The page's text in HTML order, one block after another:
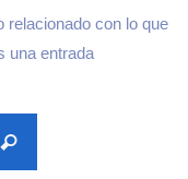
relacionado con lo que
una entrada
Buscar